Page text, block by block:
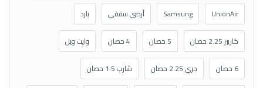
UnionAir
Samsung أرضي سقفي بارد
كاريير 2.25 حصان 5 حصان 4 حصان وايت ويل
6 حصان جري 2.25 حصان شارب 1.5 حصان